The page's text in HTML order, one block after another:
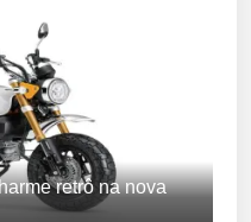
retrô na nova